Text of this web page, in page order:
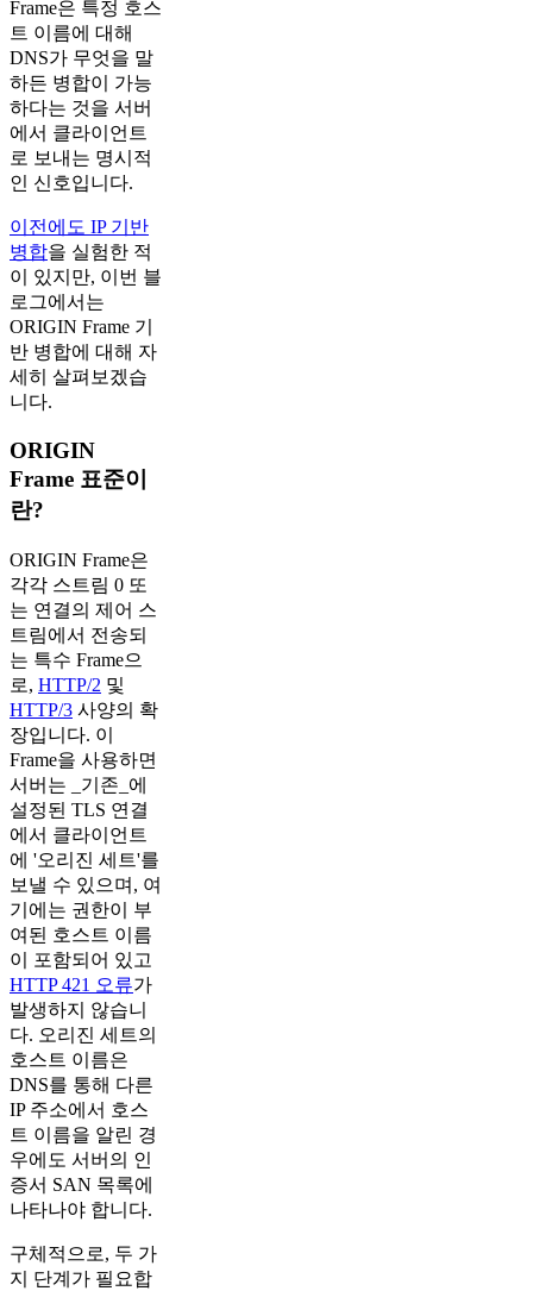
Frame은 특정 호스
트 이름에 대해
DNS가 무엇을 말
하든 병합이 가능
하다는 것을 서버
에서 클라이언트
로 보내는 명시적
인 신호입니다.
이전에도 IP 기반
병합을 실험한 적
이 있지만, 이번 블
로그에서는
ORIGIN Frame 기
반 병합에 대해 자
세히 살펴보겠습
니다.
ORIGIN
Frame 표준이
란?
ORIGIN Frame은
각각 스트림 0 또
는 연결의 제어 스
트림에서 전송되
는 특수 Frame으
로, HTTP/2 및
HTTP/3 사양의 확
장입니다. 이
Frame을 사용하면
서버는 _기존_에
설정된 TLS 연결
에서 클라이언트
에 '오리진 세트'를
보낼 수 있으며, 여
기에는 권한이 부
여된 호스트 이름
이 포함되어 있고
HTTP 421 오류가
발생하지 않습니
다. 오리진 세트의
호스트 이름은
DNS를 통해 다른
IP 주소에서 호스
트 이름을 알린 경
우에도 서버의 인
증서 SAN 목록에
나타나야 합니다.
구체적으로, 두 가
지 단계가 필요합